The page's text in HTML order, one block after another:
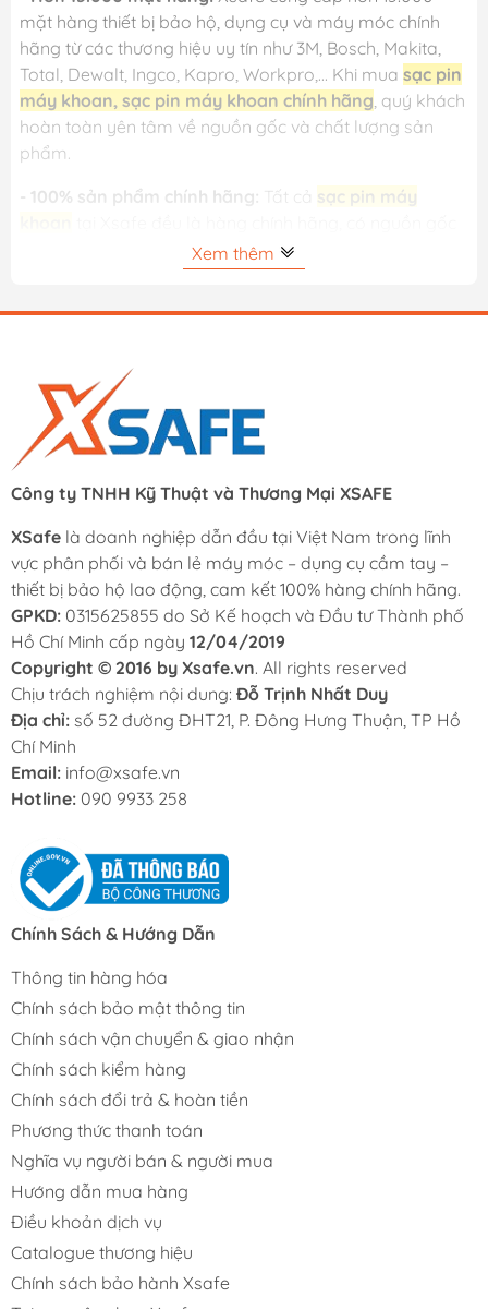
mặt hàng thiết bị bảo hộ, dụng cụ và máy móc chính
hãng từ các thương hiệu uy tín như 3M, Bosch, Makita,
Total, Dewalt, Ingco, Kapro, Workpro,... Khi mua sạc pin
máy khoan, sạc pin máy khoan chính hãng, quý khách
hoàn toàn yên tâm về nguồn gốc và chất lượng sản
phẩm.
- 100% sản phẩm chính hãng: Tất cả sạc pin máy
rõ ràng, đầy đủ bảo hành theo tiêu chuẩn của nhà sản
- Giá luôn tốt:Nhờ hệ thống phân phối lớn và nhập
cạnh tranh cho các dòng
khách hàng còn nhận được nhiều chương trình khuyến
mãi và ưu đãi định kỳ.
- Đổi trả miễn phí trong 15 ngày:
trả miễn phí trong vòng 15 ngày nếu sản phẩm phát
- Xuất hóa đơn VAT đầy đủ: Xsafe hỗ trợ xuất hóa đơn
VAT đầy đủ cho doanh nghiệp, công ty và khách hàng
cần chứng từ.
- Hỗ trợ trả góp 0% – duyệt nhanh chỉ 15 phút: Khách
hàng có thể mua trả góp 0% lãi suất qua Fundiin với thủ
tục đơn giản, thời gian xét duyệt nhanh.
- Giao hàng nhanh – chỉ 2 giờ tại TP.HCM:
giao hàng nhanh trong 2 giờ tại TP.HCM và giao hàng
toàn quốc thông qua các đơn vị vận chuyển uy tín.
Trước khi mua hàng quý khách liên hệ đến hotline
9933 258 để được Xsafe báo giá và tư vấn chi tiết!
Xem thêm:
Đế Sạc Pin
Pin Sạc 10.8V
Pin Sạc 14.4V
Pin Sạc 12V
Pin Sạc 18V
Xem thêm
Công ty TNHH Kỹ Thuật và Thương Mại XSAFE
XSafe là doanh nghiệp dẫn đầu tại Việt Nam trong lĩnh
vực phân phối và bán lẻ máy móc – dụng cụ cầm tay –
thiết bị bảo hộ lao động, cam kết 100% hàng chính hãng.
GPKD: 0315625855 do Sở Kế hoạch và Đầu tư Thành phố
Hồ Chí Minh cấp ngày 12/04/2019
Copyright © 2016 by Xsafe.vn. All rights reserved
Chịu trách nghiệm nội dung: Đỗ Trịnh Nhất Duy
Địa chỉ: số 52 đường ĐHT21, P. Đông Hưng Thuận, TP Hồ
Chí Minh
Email: info@xsafe.vn
Hotline: 090 9933 258
Chính Sách & Hướng Dẫn
Thông tin hàng hóa
Chính sách bảo mật thông tin
Chính sách vận chuyển & giao nhận
Chính sách kiểm hàng
Chính sách đổi trả & hoàn tiền
Phương thức thanh toán
Nghĩa vụ người bán & người mua
Hướng dẫn mua hàng
Điều khoản dịch vụ
Catalogue thương hiệu
Chính sách bảo hành Xsafe